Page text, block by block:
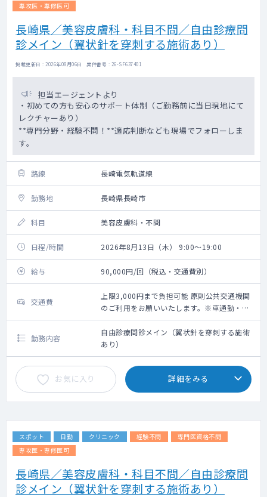
専攻医・専修医可
長崎県／美容皮膚科・科目不問／自由診療問
診メイン（翼状針を穿刺する施術あり）
掲載更新日 : 2026年08月06日 案件番号 : 26-SF637401
担当エージェントより
・初めての方も安心のサポート体制（ご勤務前に当日現地にて
レクチャーあり）
**専門分野・経験不問！**適応判断なども現場でフォローしま
す。
路線 長崎電気軌道線
勤務地 長崎県長崎市
科目 美容皮膚科・不問
日程/時間 2026年8月13日（木） 9:00～19:00
給与 90,000円/回（税込・交通費別）
交通費
上限3,000円まで負担可能 原則公共交通機関
のご利用をお願いいたします。※車通勤・タ
クシー利用要相談
勤務内容
自由診療問診メイン（翼状針を穿刺する施術
あり）
お気に入り 詳細をみる
スポット 日勤 クリニック 経験不問
専門医資格不問
専攻医・専修医可
長崎県／美容皮膚科・科目不問／自由診療問
診メイン（翼状針を穿刺する施術あり）